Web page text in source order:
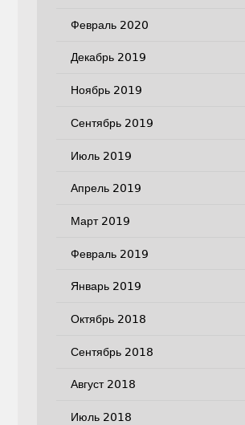
Февраль 2020
Декабрь 2019
Ноябрь 2019
Сентябрь 2019
Июль 2019
Апрель 2019
Март 2019
Февраль 2019
Январь 2019
Октябрь 2018
Сентябрь 2018
Август 2018
Июль 2018